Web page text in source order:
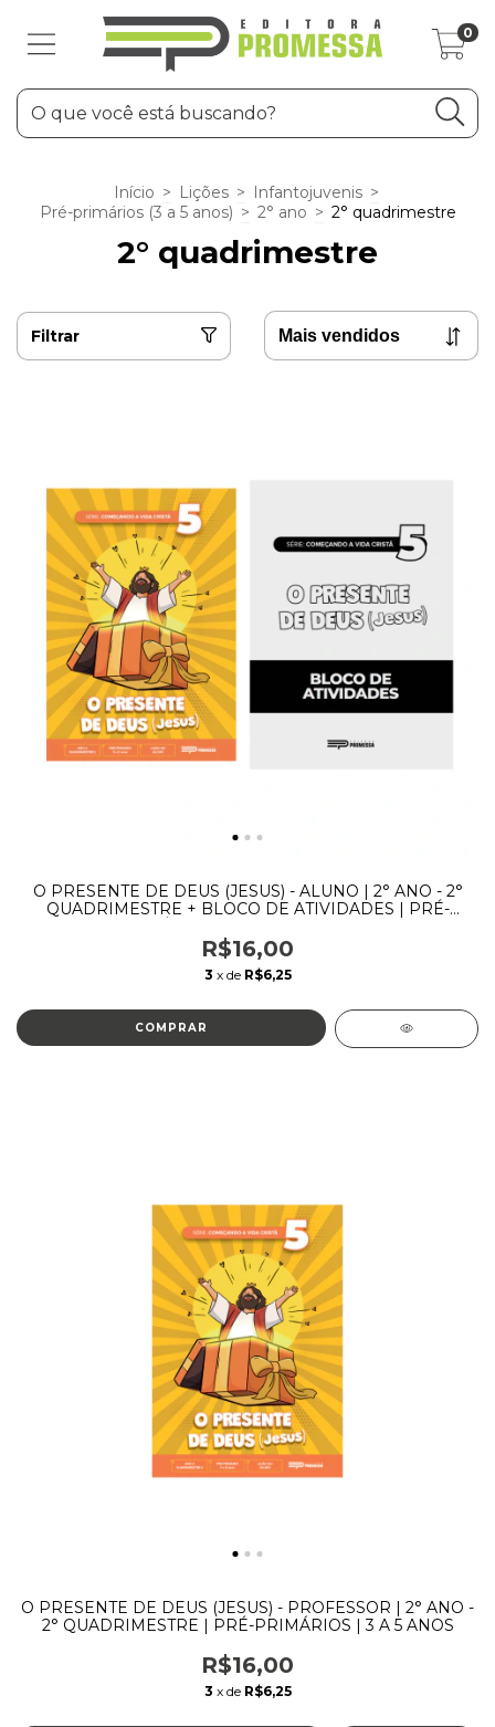
0
Início > Lições > Infantojuvenis >
Pré-primários (3 a 5 anos) > 2° ano > 2° quadrimestre
2° quadrimestre
Filtrar
O PRESENTE DE DEUS (JESUS) - ALUNO | 2° ANO - 2°
QUADRIMESTRE + BLOCO DE ATIVIDADES | PRÉ-
R$16,00
3 x de R$6,25
O PRESENTE DE DEUS (JESUS) - PROFESSOR | 2° ANO -
2° QUADRIMESTRE | PRÉ-PRIMÁRIOS | 3 A 5 ANOS
R$16,00
3 x de R$6,25